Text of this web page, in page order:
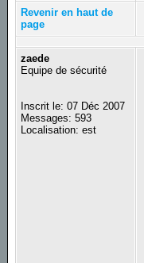
Revenir en haut de
page
zaede
Equipe de sécurité
Inscrit le: 07 Déc 2007
Messages: 593
Localisation: est